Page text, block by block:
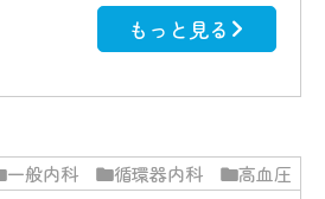
もっと見る
一般内科 循環器内科 高血圧